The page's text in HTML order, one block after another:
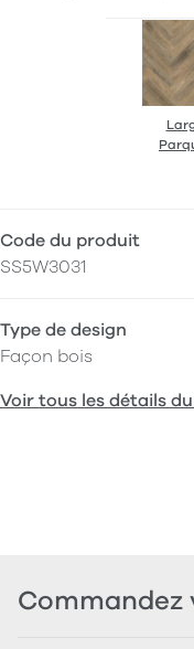
Code du produit
SS5W3031
Type de design
Façon bois
Voir tous les détails